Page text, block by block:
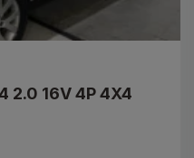
2.0 16V 4P 4X4